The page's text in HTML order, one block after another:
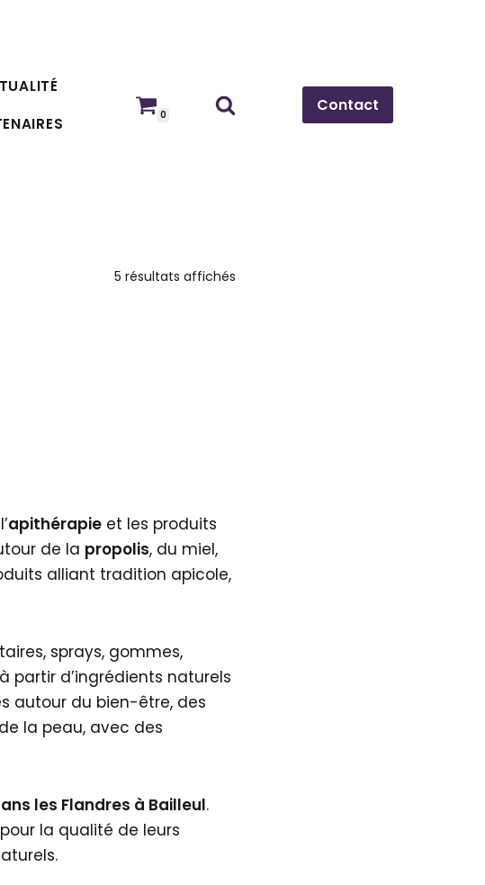
0 Contact
5 résultats affichés
apithérapieet les produits
de la propolis, du miel,
alliant tradition apicole,
sprays, gommes,
partir d’ingrédients naturels
autour du bien-être, des
la peau, avec des
les Flandres à Bailleul.
la qualité de leurs